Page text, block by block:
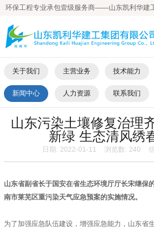
环保工程专业承包壹级服务商——山东凯利华建
关于我们 主营业务 技术能力
新闻中心 人力资源 联系我们
山东污染土壤修复治理
新绿 生态清风绣
日期: 2022-01-11 浏览数: 240 信
山东省副省长于国安在省生态环境厅厅长宋继保
南市莱芜区重污染天气应急预案的实施情况。
为了加强应急队伍建设，增强应急能力，山东省